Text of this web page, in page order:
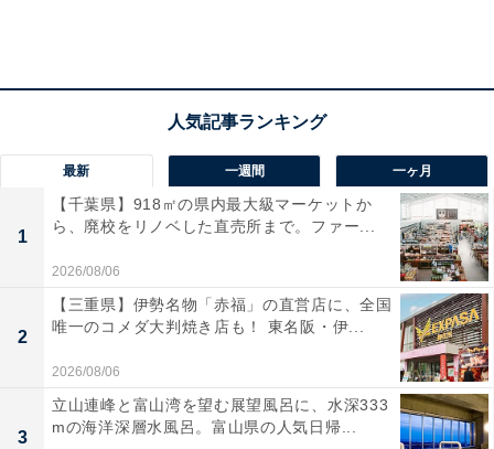
最新 一週間 一ヶ月
1
【千葉県】918㎡の県内最大級マーケットか
ら、廃校をリノベした直売所まで。ファー...
2026/08/06
2
【三重県】伊勢名物「赤福」の直営店に、全国
唯一のコメダ大判焼き店も！ 東名阪・伊...
2026/08/06
3
立山連峰と富山湾を望む展望風呂に、水深333
mの海洋深層水風呂。富山県の人気日帰...